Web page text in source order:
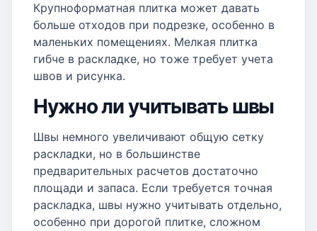
Крупноформатная плитка может давать
больше отходов при подрезке, особенно в
маленьких помещениях. Мелкая плитка
гибче в раскладке, но тоже требует учета
швов и рисунка.
Нужно ли учитывать швы
Швы немного увеличивают общую сетку
раскладки, но в большинстве
предварительных расчетов достаточно
площади и запаса. Если требуется точная
раскладка, швы нужно учитывать отдельно,
особенно при дорогой плитке, сложном